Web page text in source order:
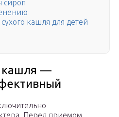
сироп
кашля для детей
кашля —
Перед приемом